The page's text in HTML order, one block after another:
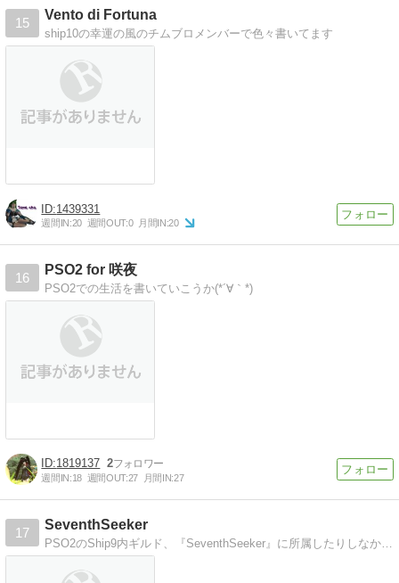
15
Vento di Fortuna
ship10の幸運の風のチムブロメンバーで色々書いてます
1439331
週間IN:20 週間OUT:0 月間IN:20
16
PSO2 for 咲夜
PSO2での生活を書いていこうか(*´∀｀*)
1819137 2
週間IN:18 週間OUT:27 月間IN:27
17
SeventhSeeker
PSO2のShip9内ギルド、『SeventhSeeker』に所属したりしなかったりのキャラクターたちが織り成したり織り成さなかったりする、 おもに腐ったり…